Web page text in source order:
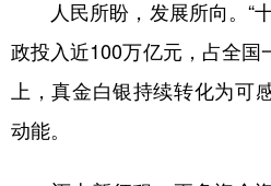
人民所盼，发展所向。“十
政投入近100万亿元，占全国
上，真金白银持续转化为可
动能。